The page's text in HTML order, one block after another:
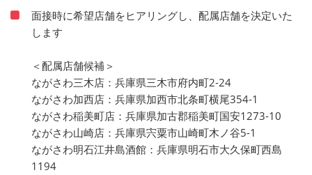
面接時に希望店舗をヒアリングし、配属店舗を決定いた
します
＜配属店舗候補＞
ながさわ三木店：兵庫県三木市府内町2-24
ながさわ加西店：兵庫県加西市北条町横尾354-1
ながさわ稲美町店：兵庫県加古郡稲美町国安1273-10
ながさわ山崎店：兵庫県宍粟市山崎町木ノ谷5-1
ながさわ明石江井島酒館：兵庫県明石市大久保町西島
1194